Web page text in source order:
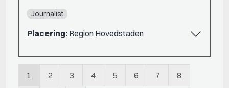
Journalist
Placering: Region Hovedstaden
1 2 3 4 5 6 7 8